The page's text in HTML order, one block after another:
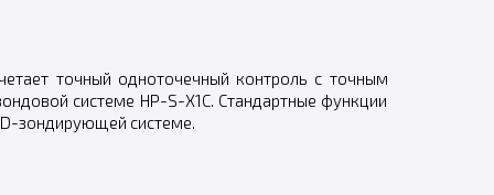
точный одноточечный контроль с точным
системе HP-S-X1C. Стандартные функции
зондирующей системе.